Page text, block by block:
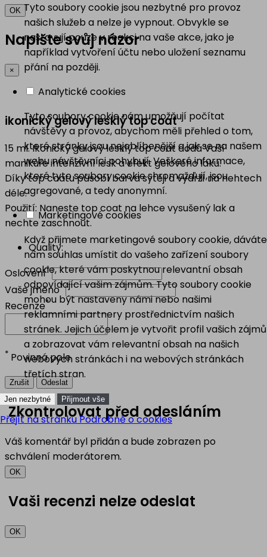
OK
Napište svůj názor
×
ikonický gelový lesklý top coat
15 ml. Ikonický gelový lesklý top coat dodá Vaší
manikúře intenzivní lesk a efekt gelového laku.
Díky top coatu působí barva sytěji a vydrží na nehtech
déle.
Použití: Naneste top coat na lehce vysušený lak a
nechte zaschnout.
Quality:
Oslovení*
Vaše jméno*
Recenze*
* Povinná pole
Zrušit Odeslat
Zkontrolovat před odesláním
Váš komentář byl přidán a bude zobrazen po
schválení moderátorem.
OK
Vaši recenzi nelze odeslat
OK
Tyto soubory cookie jsou nezbytné pro provoz
našich služeb a nelze je vypnout. Obvykle se
nastavují pouze v reakci na vaše akce, jako je
například vytvoření účtu nebo uložení seznamu
přání na později.
Analytické cookies
Tyto soubory cookie nám umožňují počítat
návštěvy a provoz, abychom měli přehled o tom,
které stránky jsou nejoblíbenější a jak se na našem
webu návštěvníci pohybují. Veškeré informace,
které tyto soubory cookie shromažďují, jsou
agregované, a tedy anonymní.
Marketingové cookies
Když přijmete marketingové soubory cookie, dáváte
nám souhlas umístit do vašeho zařízení soubory
cookie, které vám poskytnou relevantní obsah
odpovídající vašim zájmům. Tyto soubory cookie
mohou být nastaveny námi nebo našimi
reklamními partnery prostřednictvím našich
stránek. Jejich účelem je vytvořit profil vašich zájmů
a zobrazovat vám relevantní obsah na našich
webových stránkách i na webových stránkách
třetích stran.
Jen nezbytné Přijmout vše
Přejít na stránku Podrobně o cookies